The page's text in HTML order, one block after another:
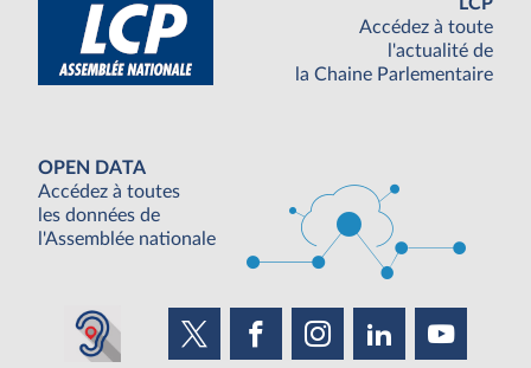
LCP
Accédez à toute
l'actualité de
la Chaine Parlementaire
OPEN DATA
Accédez à toutes
les données de
l'Assemblée nationale